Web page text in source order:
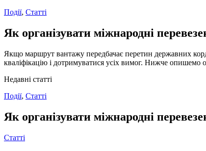
Події, Статті
Як організувати міжнародні
Якщо маршрут вантажу передбачає перетин державних
кваліфікацію і дотримуватися усіх вимог. Нижче опишемо
Недавні статті
Події, Статті
Як організувати міжнародні
Статті